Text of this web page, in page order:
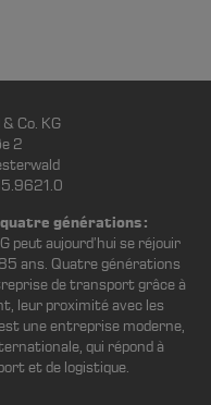
Co. KG
2
générations :
peut aujourd’hui se réjouir
ans. Quatre générations
de transport grâce à
leur proximité avec les
une entreprise moderne,
qui répond à
et de logistique.